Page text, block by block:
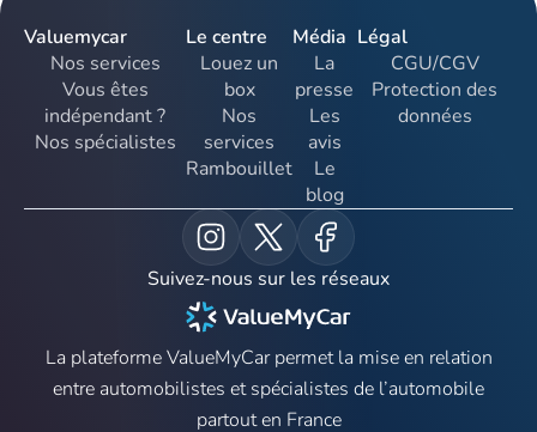
Valuemycar
Nos services
Vous êtes
indépendant ?
Nos spécialistes
Le centre
Louez un
box
Nos
services
Rambouillet
Média
La
presse
Les
avis
Le
blog
Légal
CGU/CGV
Protection des
données
Suivez-nous sur les réseaux
La plateforme ValueMyCar permet la mise en relation
entre automobilistes et spécialistes de l’automobile
partout en France